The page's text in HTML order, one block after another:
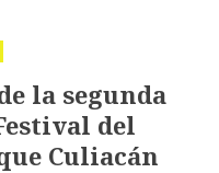
la segunda
del
Culiacán